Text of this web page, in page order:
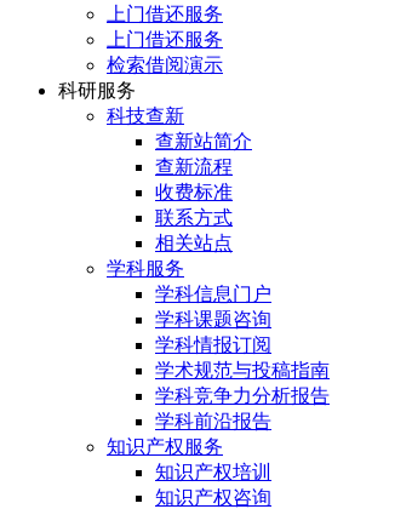
上门借还服务
上门借还服务
检索借阅演示
科研服务
科技查新
查新站简介
查新流程
收费标准
联系方式
相关站点
学科服务
学科信息门户
学科课题咨询
学科情报订阅
学术规范与投稿指南
学科竞争力分析报告
学科前沿报告
知识产权服务
知识产权培训
知识产权咨询